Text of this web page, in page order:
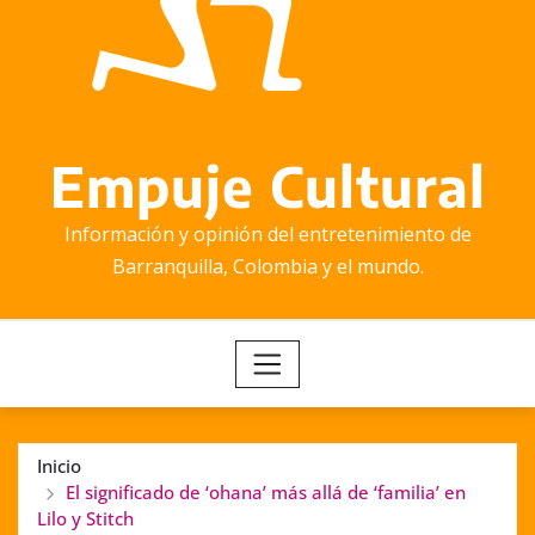
Empuje Cultural
Información y opinión del entretenimiento de
Barranquilla, Colombia y el mundo.
Inicio
El significado de ‘ohana’ más allá de ‘familia’ en
Lilo y Stitch